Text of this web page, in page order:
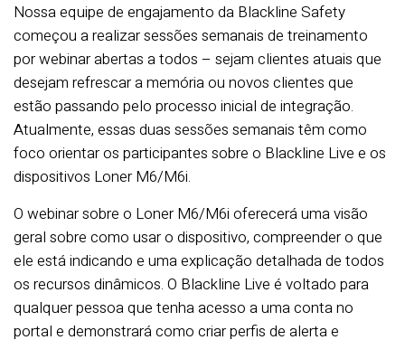
Nossa equipe de engajamento da Blackline Safety
começou a realizar sessões semanais de treinamento
por webinar abertas a todos – sejam clientes atuais que
desejam refrescar a memória ou novos clientes que
estão passando pelo processo inicial de integração.
Atualmente, essas duas sessões semanais têm como
foco orientar os participantes sobre o Blackline Live e os
dispositivos Loner M6/M6i.
O webinar sobre o Loner M6/M6i oferecerá uma visão
geral sobre como usar o dispositivo, compreender o que
ele está indicando e uma explicação detalhada de todos
os recursos dinâmicos. O Blackline Live é voltado para
qualquer pessoa que tenha acesso a uma conta no
portal e demonstrará como criar perfis de alerta e